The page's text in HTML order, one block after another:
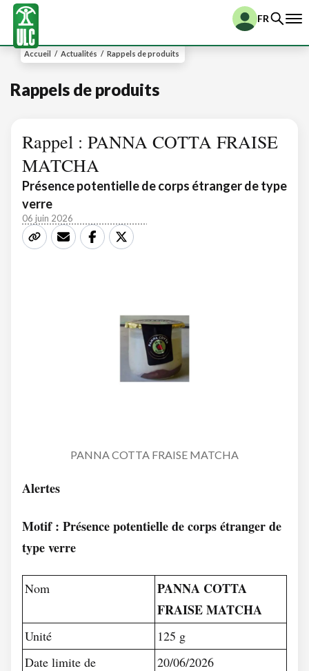
FR
Accueil / Actualités / Rappels de produits
Rappels de produits
Rappel : PANNA COTTA FRAISE
MATCHA
Présence potentielle de corps étranger de type
verre
06 juin 2026
PANNA COTTA FRAISE MATCHA
Alertes
Motif : Présence potentielle de corps étranger de
type verre
Nom
PANNA COTTA
FRAISE MATCHA
Unité
125 g
Date limite de
20/06/2026